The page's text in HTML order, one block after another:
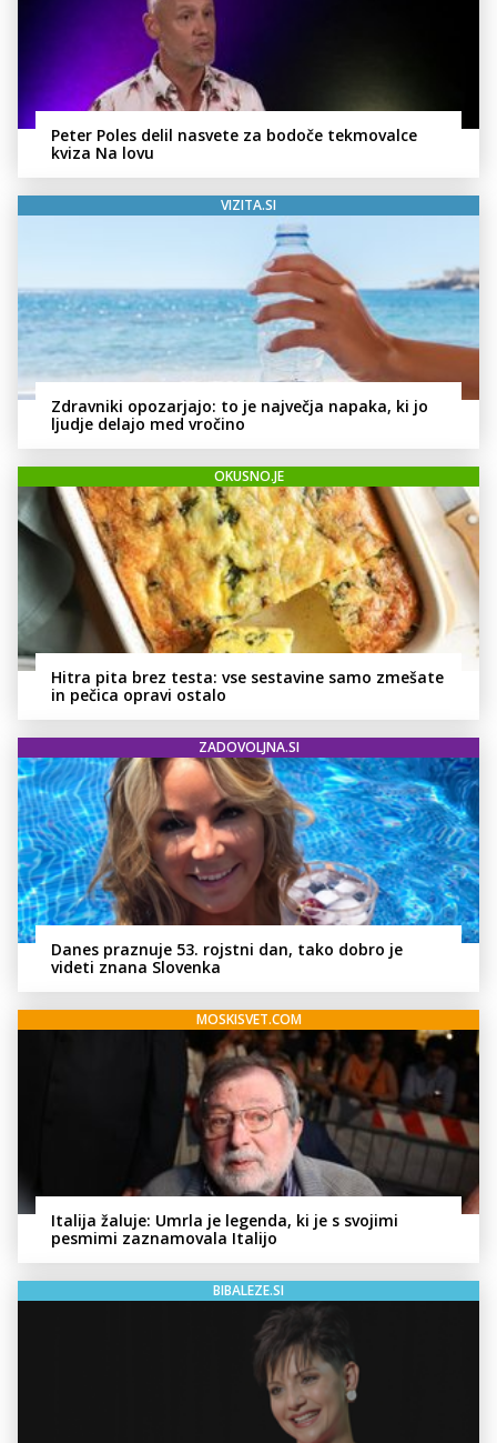
Peter Poles delil nasvete za bodoče tekmovalce
kviza Na lovu
VIZITA.SI
Zdravniki opozarjajo: to je največja napaka, ki jo
ljudje delajo med vročino
OKUSNO.JE
Hitra pita brez testa: vse sestavine samo zmešate
in pečica opravi ostalo
ZADOVOLJNA.SI
Danes praznuje 53. rojstni dan, tako dobro je
videti znana Slovenka
MOSKISVET.COM
Italija žaluje: Umrla je legenda, ki je s svojimi
pesmimi zaznamovala Italijo
BIBALEZE.SI